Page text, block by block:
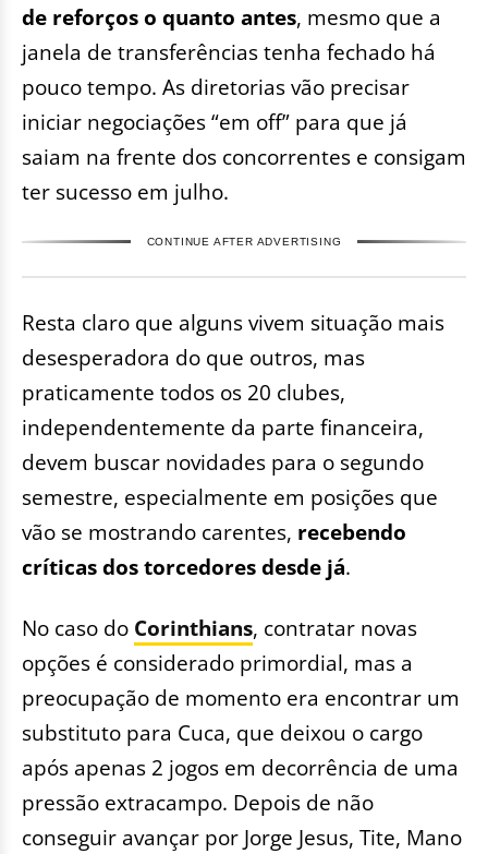
de reforços o quanto antes, mesmo que a
janela de transferências tenha fechado há
pouco tempo. As diretorias vão precisar
iniciar negociações “em off” para que já
saiam na frente dos concorrentes e consigam
ter sucesso em julho.
CONTINUE AFTER ADVERTISING
Resta claro que alguns vivem situação mais
desesperadora do que outros, mas
praticamente todos os 20 clubes,
independentemente da parte financeira,
devem buscar novidades para o segundo
semestre, especialmente em posições que
vão se mostrando carentes, recebendo
críticas dos torcedores desde já.
No caso do Corinthians, contratar novas
opções é considerado primordial, mas a
preocupação de momento era encontrar um
substituto para Cuca, que deixou o cargo
após apenas 2 jogos em decorrência de uma
pressão extracampo. Depois de não
conseguir avançar por Jorge Jesus, Tite, Mano